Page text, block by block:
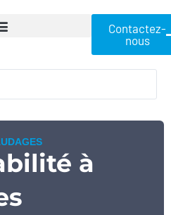
Contactez-
nous
à